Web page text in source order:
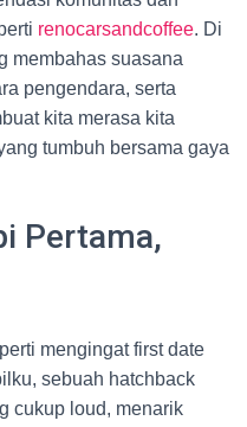
renocarsandcoffee. Di
membahas suasana
pengendara, serta
kita merasa kita
tumbuh bersama gaya
Pertama,
mengingat first date
sebuah hatchback
cukup loud, menarik